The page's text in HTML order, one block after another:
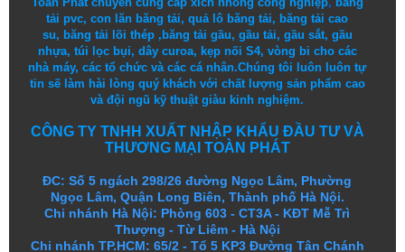
tải pvc,con lăn băng tải,quả lô băng tải, băng tải cao
su, băng tải lõi thép,băng tải gầu, gầu tải, gầu sắt, gầu
nhựa, túi lọc bụi, dây curoa, kẹp nối S4, vòng bi cho các
nhà máy, các tổ chức và các cá nhân.Chúng tôi luôn luôn tự
tin sẽ làm hài lòng quý khách với chất lượng sảnphẩm cao
và đội ngũ kỹ thuật giàu kinh nghiệm.
CÔNG TY TNHH XUẤT NHẬP KHẨU ĐẦU TƯ VÀ
THƯƠNG MẠI TOÀN PHÁT
ĐC: Số 5 ngách 298/26 đường Ngọc Lâm, Phường
Ngọc Lâm, Quận Long Biên, Thành phố Hà Nội.
Chi nhánh Hà Nội: Phòng 603 - CT3A - KĐT Mễ Trì
Thượng - Từ Liêm - Hà Nội
Chi nhánh TP.HCM: 65/2 - Tổ 5 KP3 Đường Tân Chánh